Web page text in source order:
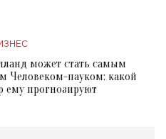
может стать самым
Человеком-пауком: какой
ему прогнозируют